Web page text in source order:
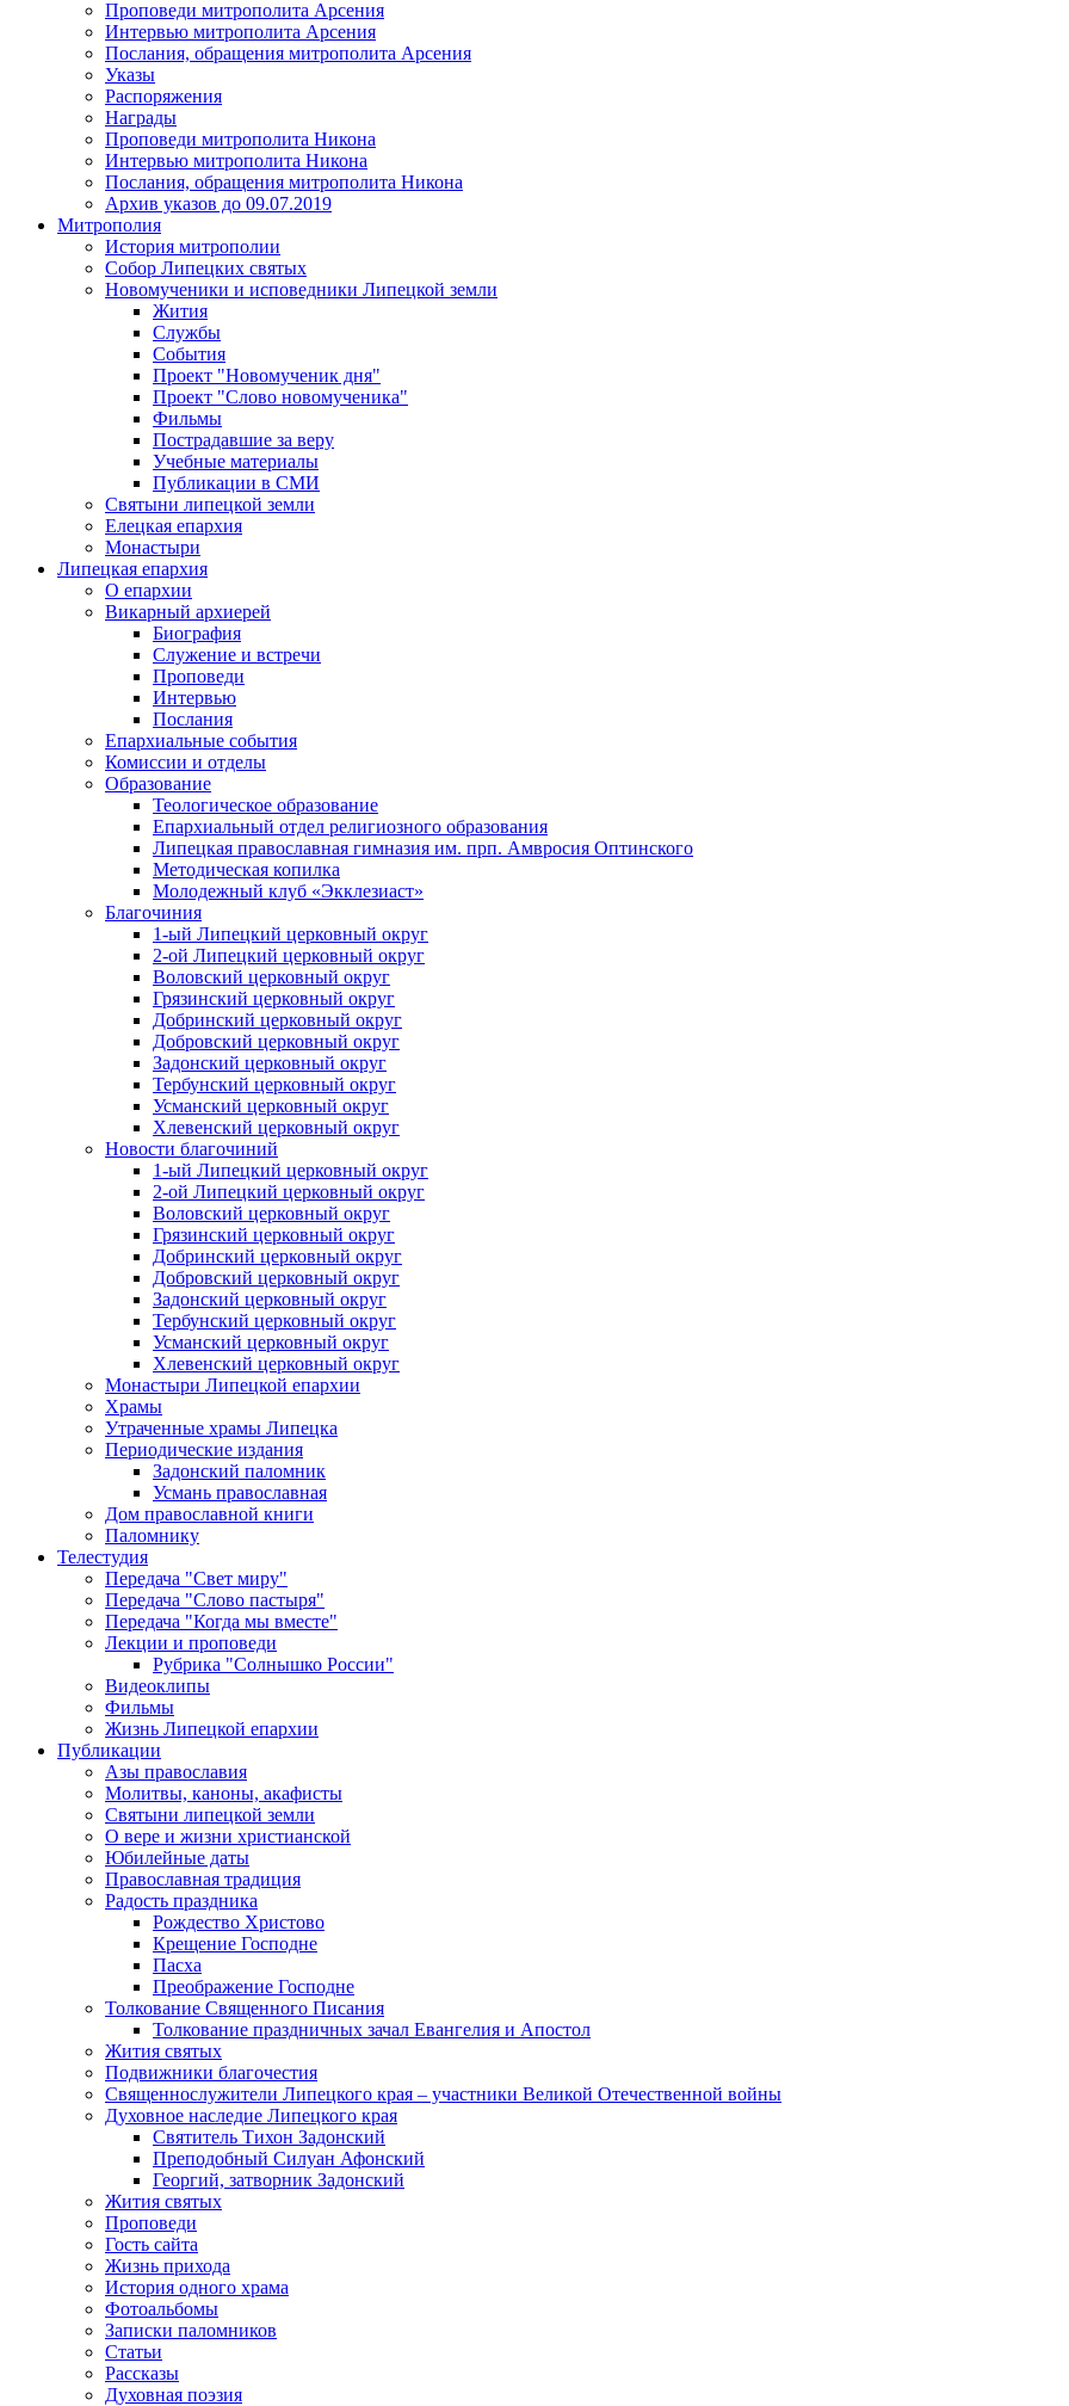
Проповеди митрополита Арсения
Интервью митрополита Арсения
Послания, обращения митрополита Арсения
Указы
Распоряжения
Награды
Проповеди митрополита Никона
Интервью митрополита Никона
Послания, обращения митрополита Никона
Архив указов до 09.07.2019
Митрополия
История митрополии
Собор Липецких святых
Новомученики и исповедники Липецкой земли
Жития
Службы
События
Проект "Новомученик дня"
Проект "Слово новомученика"
Фильмы
Пострадавшие за веру
Учебные материалы
Публикации в СМИ
Святыни липецкой земли
Елецкая епархия
Монастыри
Липецкая епархия
О епархии
Викарный архиерей
Биография
Служение и встречи
Проповеди
Интервью
Послания
Епархиальные события
Комиссии и отделы
Образование
Теологическое образование
Епархиальный отдел религиозного образования
Липецкая православная гимназия им. прп. Амвросия Оптинского
Методическая копилка
Молодежный клуб «Экклезиаст»
Благочиния
1-ый Липецкий церковный округ
2-ой Липецкий церковный округ
Воловский церковный округ
Грязинский церковный округ
Добринский церковный округ
Добровский церковный округ
Задонский церковный округ
Тербунский церковный округ
Усманский церковный округ
Хлевенский церковный округ
Новости благочиний
1-ый Липецкий церковный округ
2-ой Липецкий церковный округ
Воловский церковный округ
Грязинский церковный округ
Добринский церковный округ
Добровский церковный округ
Задонский церковный округ
Тербунский церковный округ
Усманский церковный округ
Хлевенский церковный округ
Монастыри Липецкой епархии
Храмы
Утраченные храмы Липецка
Периодические издания
Задонский паломник
Усмань православная
Дом православной книги
Паломнику
Телестудия
Передача "Свет миру"
Передача "Слово пастыря"
Передача "Когда мы вместе"
Лекции и проповеди
Рубрика "Солнышко России"
Видеоклипы
Фильмы
Жизнь Липецкой епархии
Публикации
Азы православия
Молитвы, каноны, акафисты
Святыни липецкой земли
О вере и жизни христианской
Юбилейные даты
Православная традиция
Радость праздника
Рождество Христово
Крещение Господне
Пасха
Преображение Господне
Толкование Священного Писания
Толкование праздничных зачал Евангелия и Апостол
Жития святых
Подвижники благочестия
Священнослужители Липецкого края – участники Великой Отечественной войны
Духовное наследие Липецкого края
Святитель Тихон Задонский
Преподобный Силуан Афонский
Георгий, затворник Задонский
Жития святых
Проповеди
Гость сайта
Жизнь прихода
История одного храма
Фотоальбомы
Записки паломников
Статьи
Рассказы
Духовная поэзия